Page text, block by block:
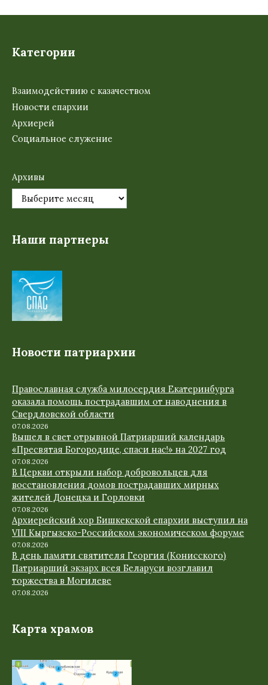
Категории
Взаимодействию с казачеством
Новости епархии
Архиерей
Социальное служение
Архивы
Наши партнеры
Новости патриархии
Православная служба милосердия Екатеринбурга
оказала помощь пострадавшим от наводнения в
Свердловской области
07.08.2026
Вышел в свет отрывной Патриарший календарь
«Пресвятая Богородице, спаси нас!» на 2027 год
07.08.2026
В Церкви открыли набор добровольцев для
восстановления домов пострадавших мирных
жителей Донецка и Горловки
07.08.2026
Архиерейский хор Бишкекской епархии выступил на
VIII Кыргызско-Российском экономическом форуме
07.08.2026
В день памяти святителя Георгия (Конисского)
Патриарший экзарх всея Беларуси возглавил
торжества в Могилеве
07.08.2026
Карта храмов